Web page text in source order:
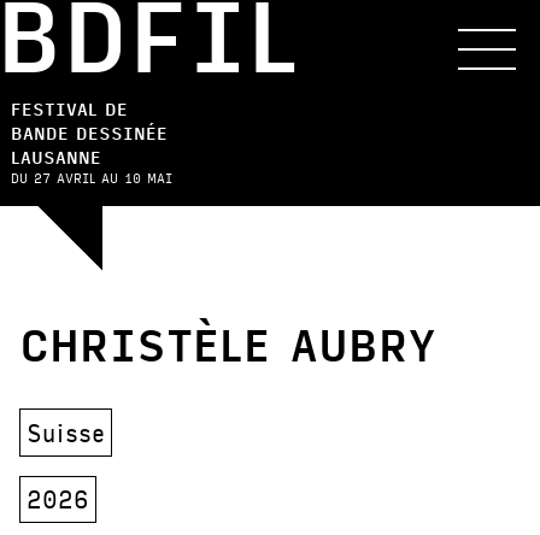
FESTIVAL DE
BANDE DESSINÉE
LAUSANNE
DU 27 AVRIL AU 10 MAI
CHRISTÈLE AUBRY
Suisse
2026